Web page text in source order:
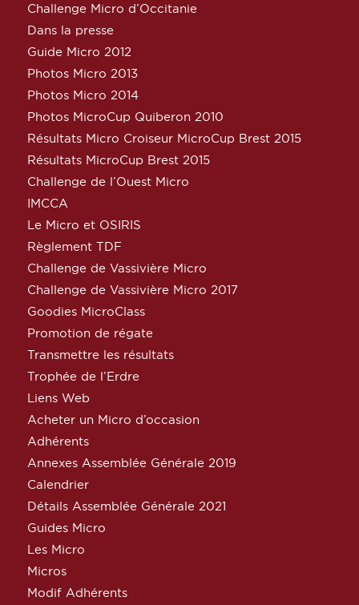
Challenge Micro d’Occitanie
Dans la presse
Guide Micro 2012
Photos Micro 2013
Photos Micro 2014
Photos MicroCup Quiberon 2010
Résultats Micro Croiseur MicroCup Brest 2015
Résultats MicroCup Brest 2015
Challenge de l’Ouest Micro
IMCCA
Le Micro et OSIRIS
Règlement TDF
Challenge de Vassivière Micro
Challenge de Vassivière Micro 2017
Goodies MicroClass
Promotion de régate
Transmettre les résultats
Trophée de l’Erdre
Liens Web
Acheter un Micro d’occasion
Adhérents
Annexes Assemblée Générale 2019
Calendrier
Détails Assemblée Générale 2021
Guides Micro
Les Micro
Micros
Modif Adhérents